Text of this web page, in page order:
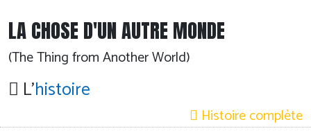
LA CHOSE D'UN AUTRE MONDE
(The Thing from Another World)
L'histoire
Histoire complète